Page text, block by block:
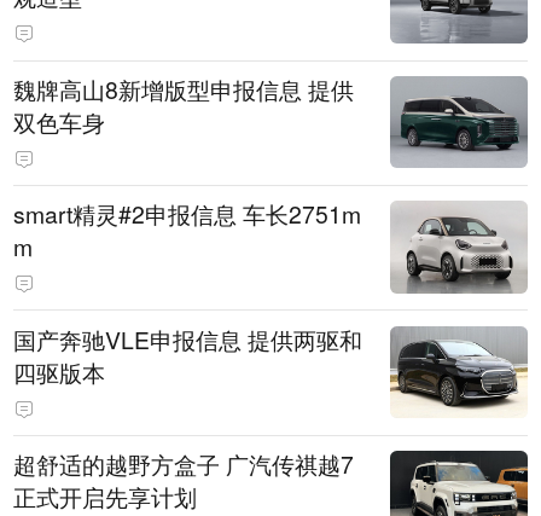
魏牌高山8新增版型申报信息 提供
双色车身
smart精灵#2申报信息 车长2751m
m
国产奔驰VLE申报信息 提供两驱和
四驱版本
超舒适的越野方盒子 广汽传祺越7
正式开启先享计划